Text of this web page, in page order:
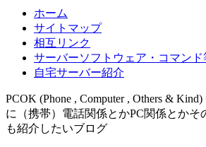
ホーム
サイトマップ
相互リンク
サーバーソフトウェア・コマンド
自宅サーバー紹介
PCOK (Phone , Computer , Others &
に（携帯）電話関係とかPC関係とかそ
も紹介したいブログ